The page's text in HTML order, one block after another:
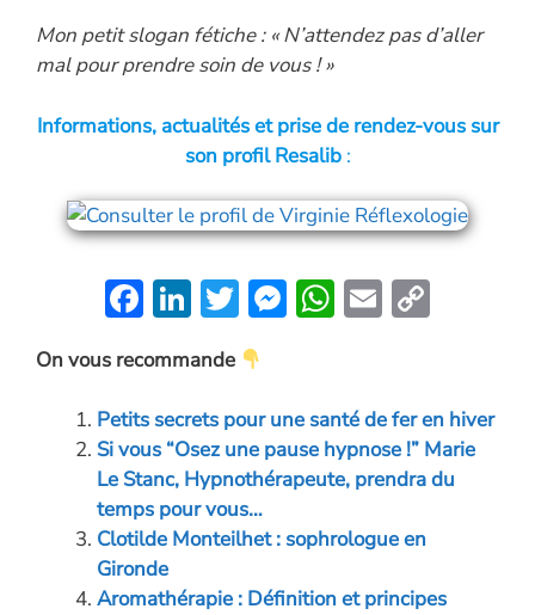
Mon petit slogan fétiche : « N’attendez pas d’aller
mal pour prendre soin de vous ! »
Informations, actualités et prise de rendez-vous sur
son profil Resalib:
F
e
b
o
o
k
Li
k
e
dI
n
T
w
itt
er
M
n
g
er
W
s
A
p
p
E
l y
Li
n
On vous recommande
Petits secrets pour une santé de fer en hiver
Si vous “Osez une pause hypnose !” Marie
Le Stanc, Hypnothérapeute, prendra du
temps pour vous…
Clotilde Monteilhet : sophrologue en
Gironde
Aromathérapie : Définition et principes